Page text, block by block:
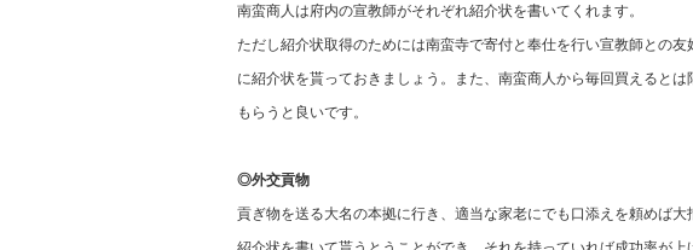
南蛮商人は府内の宣教師がそれぞれ紹介状を書いてくれます。
ただし紹介状取得のためには南蛮寺で寄付と奉仕を行い宣教師との
に紹介状を貰っておきましょう。また、南蛮商人から毎回買えると
もらうと良いです。
◎外交貢物
貢ぎ物を送る大名の本拠に行き、適当な家老にでも口添えを頼めば